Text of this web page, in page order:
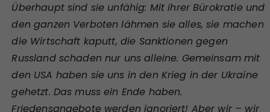
Überhaupt sind sie unfähig: Mit ihrer Bürokratie und
den ganzen Verboten lähmen sie alles, sie machen
die Wirtschaft kaputt, die Sanktionen gegen
Russland schaden nur uns alleine. Gemeinsam mit
den USA haben sie uns in den Krieg in der Ukraine
gehetzt. Das muss ein Ende haben.
Friedensangebote werden ignoriert! Aber wir – wir